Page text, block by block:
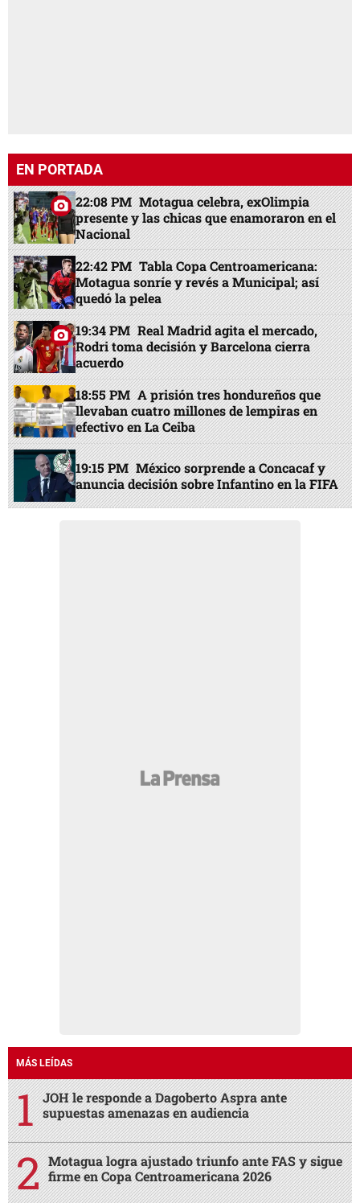
EN PORTADA
22:08 PM Motagua celebra, exOlimpia
presente y las chicas que enamoraron en el
Nacional
22:42 PM Tabla Copa Centroamericana:
Motagua sonríe y revés a Municipal; así
quedó la pelea
19:34 PM Real Madrid agita el mercado,
Rodri toma decisión y Barcelona cierra
acuerdo
18:55 PM A prisión tres hondureños que
llevaban cuatro millones de lempiras en
efectivo en La Ceiba
19:15 PM México sorprende a Concacaf y
anuncia decisión sobre Infantino en la FIFA
MÁS LEÍDAS
JOH le responde a Dagoberto Aspra ante
supuestas amenazas en audiencia
Motagua logra ajustado triunfo ante FAS y sigue
firme en Copa Centroamericana 2026